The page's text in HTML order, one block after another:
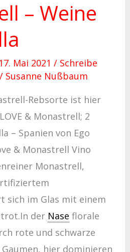
– Weine
17. Mai 2021 / Schreibe
/ Susanne Nußbaum
Rebsorte ist hier
& Monastrell; 2
– Spanien von Ego
& Monastrell Vino
Monastrell,
sich im Glas mit einem
der Nase florale
rote und schwarze
hier dominieren